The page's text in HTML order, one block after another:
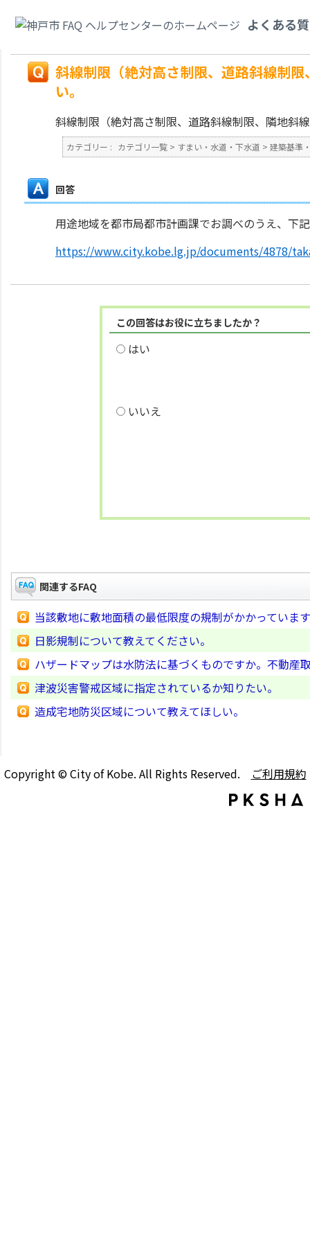
よくある
側斜線制限）について教えてください。
斜線制限（絶対高さ制限、道路斜線制
い。
斜線制限（絶対高さ制限、道路斜線制限、隣地斜
カテゴリー : カテゴリ一覧 > すまい・水道・下水道 > 建築基準
回答
用途地域を都市局都市計画課でお調べのうえ、下
https://www.city.kobe.lg.jp/documents/4878/
この回答はお役に立ちましたか？
はい
いいえ
関連するFAQ
当該敷地に敷地面積の最低限度の規制がかかっていま
日影規制について教えてください。
ハザードマップは水防法に基づくものですか。不動産
津波災害警戒区域に指定されているか知りたい。
造成宅地防災区域について教えてほしい。
Copyright © City of Kobe. All Rights Reserved. ご利用規約